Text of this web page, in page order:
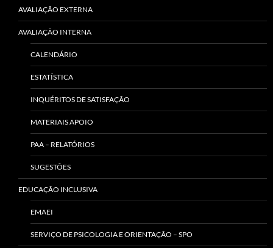
AVALIAÇÃO EXTERNA
AVALIAÇÃO INTERNA
CALENDÁRIO
ESTATÍSTICA
INQUÉRITOS DE SATISFAÇÃO
MATERIAIS APOIO
PAA – RELATÓRIOS
SUGESTÕES
EDUCAÇÃO INCLUSIVA
EMAEI
SERVIÇO DE PSICOLOGIA E ORIENTAÇÃO – SPO